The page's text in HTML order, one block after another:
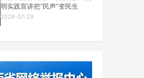
明实践宣讲把“民声”变民生
2026-07-29